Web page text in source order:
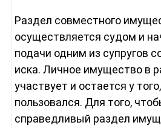
Раздел совместного
осуществляется судом и
подачи одним из супругов
иска. Личное имущество в
участвует и остается у
пользовался. Для того,
справедливый раздел